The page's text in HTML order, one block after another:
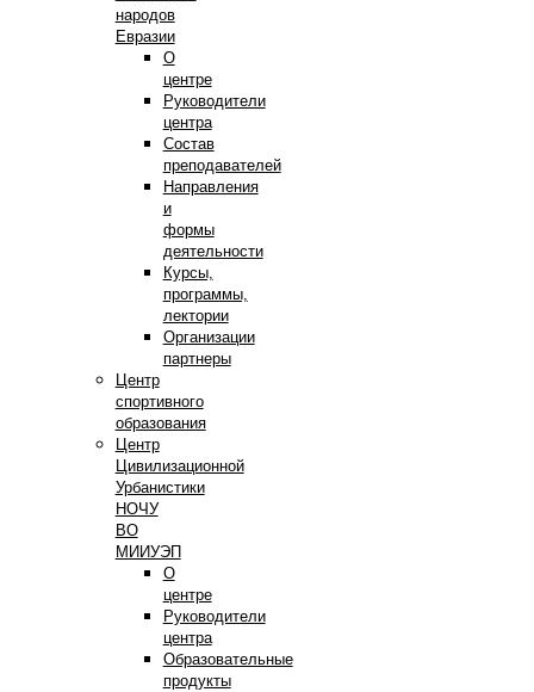
народов
Евразии
О
центре
Руководители
центра
Состав
преподавателей
Направления
и
формы
деятельности
Курсы,
программы,
лектории
Организации
партнеры
Центр
спортивного
образования
Центр
Цивилизационной
Урбанистики
НОЧУ
ВО
МИИУЭП
О
центре
Руководители
центра
Образовательные
продукты